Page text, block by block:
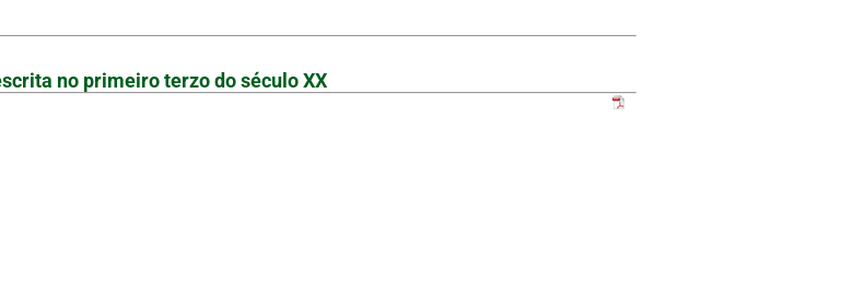
no primeiro terzo do século XX